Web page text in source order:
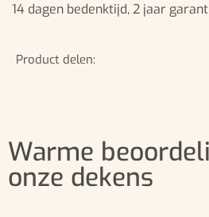
14 dagen bedenktijd, 2 jaar
Product delen:
Warme
onze dekens